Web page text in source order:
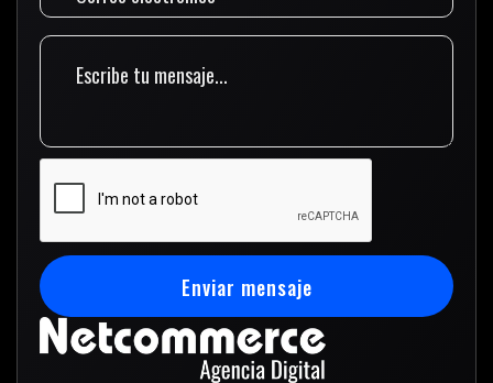
Enviar mensaje
Enviar mensaje